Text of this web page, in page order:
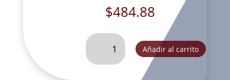
$484.88
SAN
LARGO
Añadir al carrito